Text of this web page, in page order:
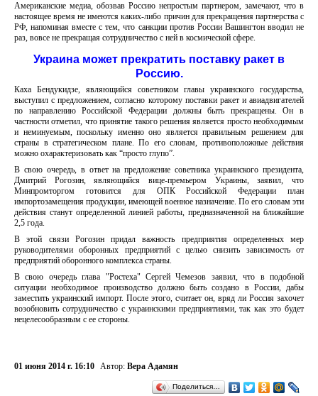
Американские медиа, обозвав Россию непростым партнером, замечают, что в
настоящее время не имеются каких-либо причин для прекращения партнерства с
РФ, напоминая вместе с тем, что санкции против России Вашингтон вводил не
раз, вовсе не прекращая сотрудничество с ней в космической сфере.
Украина может прекратить поставку ракет в
Россию.
Каха Бендукидзе, являющийся советником главы украинского государства,
выступил с предложением, согласно которому поставки ракет и авиадвигателей
по направлению Российской Федерации должны быть прекращены. Он в
частности отметил, что принятие такого решения является просто необходимым
и неминуемым, поскольку именно оно является правильным решением для
страны в стратегическом плане. По его словам, противоположные действия
можно охарактеризовать как “просто глупо”.
В свою очередь, в ответ на предложение советника украинского президента,
Дмитрий Рогозин, являющийся вице-премьером Украины, заявил, что
Минпромторгом готовится для ОПК Российской Федерации план
импортозамещения продукции, имеющей военное назначение. По его словам эти
действия станут определенной линией работы, предназначенной на ближайшие
2,5 года.
В этой связи Рогозин придал важность предприятия определенных мер
руководителями оборонных предприятий с целью снизить зависимость от
предприятий оборонного комплекса страны.
В свою очередь глава "Ростеха" Сергей Чемезов заявил, что в подобной
ситуации необходимое производство должно быть создано в России, дабы
заместить украинский импорт. После этого, считает он, вряд ли Россия захочет
возобновить сотрудничество с украинскими предприятиями, так как это будет
нецелесообразным с ее стороны.
01 июня 2014 г. 16:10 Автор: Вера Адамян
Поделиться…